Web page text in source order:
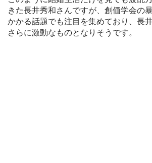
きた長井秀和さんですが、創価学会の
かかる話題でも注目を集めており、長
さらに激動なものとなりそうです。